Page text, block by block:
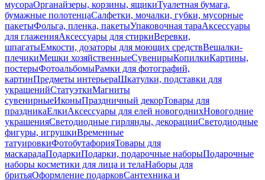
мусораОрганайзеры, корзины, ящикиТуалетная бумага,
бумажные полотенцаСалфетки, мочалки, губки, мусорные
пакетыФольга, пленка, пакетыУпаковочная тараАксессуары
для глаженияАксессуары для стиркиВеревки,
шпагатыЕмкости, дозаторы для моющих средствВешалки-
плечикиМешки хозяйственныеСувенирыКопилкиКартины,
постерыФотоальбомыРамки для фотографий,
картинПредметы интерьераШкатулки, подставки для
украшенийСтатуэткиМагниты
сувенирныеИконыПраздничный декорТовары для
праздникаЕлкиАксессуары для елей новогоднихНовогодние
украшенияСветодиодные гирлянды, декорацииСветодиодные
фигуры, игрушкиВременные
татуировкиФотобутафорияТовары для
маскарадаПодаркиПодарки, подарочные наборыПодарочные
наборы косметики для лица и телаНаборы для
бритьяОформление подарковСантехника и